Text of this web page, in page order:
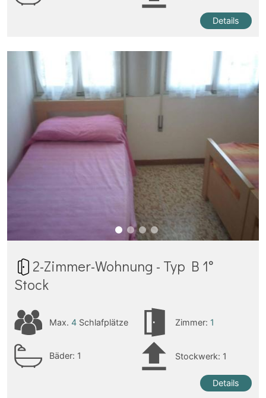
Details
2-Zimmer-Wohnung - Typ B 1°
Stock
Max. 4Schlafplätze Zimmer: 1
Bäder: 1 Stockwerk: 1
Details